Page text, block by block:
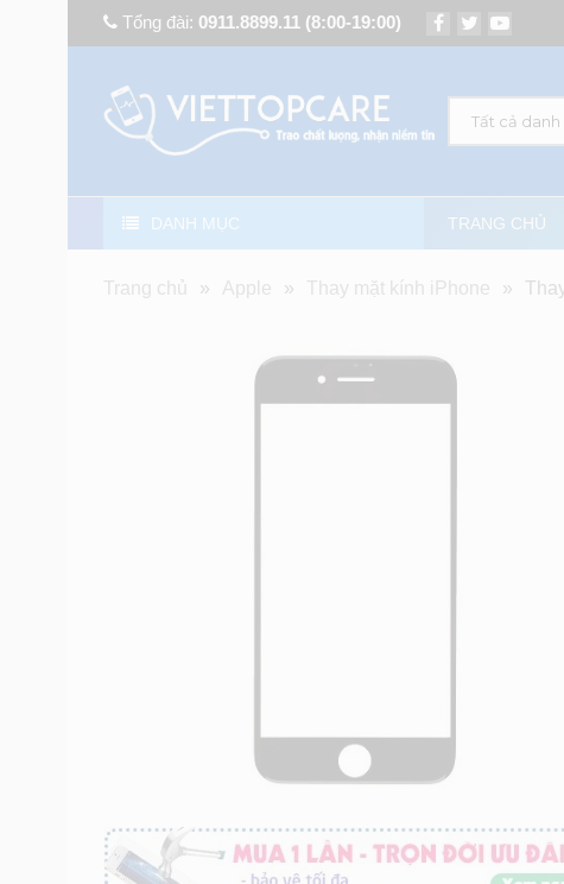
Tổng đài: 0911.8899.11 (8:00-19:00)
Tất cả
DANH MỤC TRANG CHỦ
Trang chủ » Apple » Thay mặt kính iPhone »